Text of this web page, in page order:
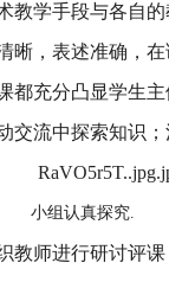
教学手段与各自
晰，表述准确，
都充分凸显学生
流中探索知识；
小组认真探究.
教师进行研讨评